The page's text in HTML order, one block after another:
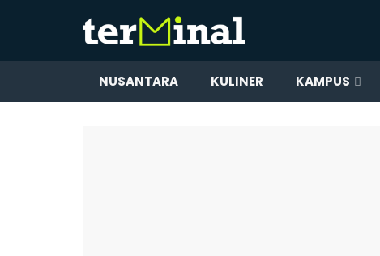
NUSANTARA KULINER KAMPUS